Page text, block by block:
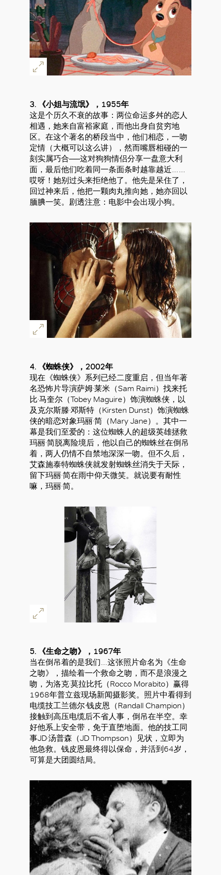
3. 《小姐与流氓》，1955年
这是个历久不衰的故事：两位命运多舛的恋人
相遇，她来自富裕家庭，而他出身自贫穷地
区。在这个著名的桥段当中，他们相恋，一吻
定情（大概可以这么讲），然而嘴唇相碰的一
刻实属巧合──这对狗狗情侣分享一盘意大利
面，最后他们吃着同一条面条时越靠越近……
哎呀！她别过头来拒绝他了。他先是呆住了，
回过神来后，他把一颗肉丸推向她，她亦回以
腼腆一笑。剧透注意：电影中会出现小狗。
4. 《蜘蛛侠》，2002年
现在《蜘蛛侠》系列已经二度重启，但当年著
名恐怖片导演萨姆·莱米（Sam Raimi）找来托
比·马奎尔（Tobey Maguire）饰演蜘蛛侠，以
及克尔斯滕·邓斯特（Kirsten Dunst）饰演蜘蛛
侠的暗恋对象玛丽·简（Mary Jane）。其中一
幕是我们至爱的：这位蜘蛛人的超级英雄拯救
玛丽·简脱离险境后，他以自己的蜘蛛丝在倒吊
着，两人仍情不自禁地深深一吻。但不久后，
艾森施泰特蜘蛛侠就发射蜘蛛丝消失于天际，
留下玛丽·简在雨中仰天微笑。就说要有耐性
嘛，玛丽·简。
5. 《生命之吻》，1967年
当在倒吊着的是我们…这张照片命名为《生命
之吻》，描绘着一个救命之吻，而不是浪漫之
吻，为洛克·莫拉比托（Rocco Morabito）赢得
1968年普立兹现场新闻摄影奖。照片中看得到
电缆技工兰德尔·钱皮恩（Randall Champion）
接触到高压电缆后不省人事，倒吊在半空。幸
好他系上安全带，免于直堕地面。他的技工同
事JD·汤普森（JD Thompson）见状，立即为
他急救。钱皮恩最终得以保命，并活到64岁，
可算是大团圆结局。
好